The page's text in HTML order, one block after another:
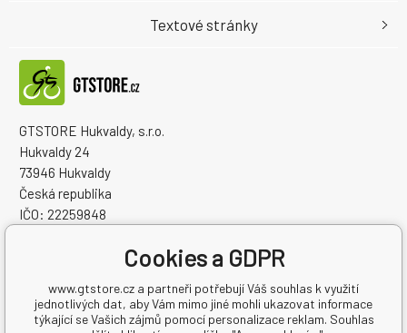
GTSTORE Hukvaldy, s.r.o.
Hukvaldy 24
73946 Hukvaldy
Česká republika
IČO: 22259848
Textové stránky
Cookies a GDPR
www.gtstore.cz a partneři potřebují Váš souhlas k využití
jednotlivých dat, aby Vám mimo jiné mohli ukazovat informace
týkající se Vašich zájmů pomocí personalizace reklam. Souhlas